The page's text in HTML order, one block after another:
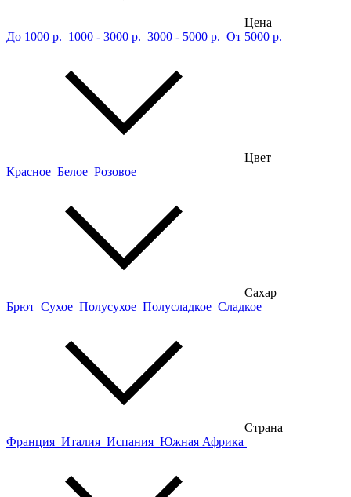
Цена
До 1000 р. 1000 - 3000 р. 3000 - 5000 р. От 5000 р.
Цвет
Красное Белое Розовое
Сахар
Брют Сухое Полусухое Полусладкое Сладкое
Страна
Франция Италия Испания Южная Африка